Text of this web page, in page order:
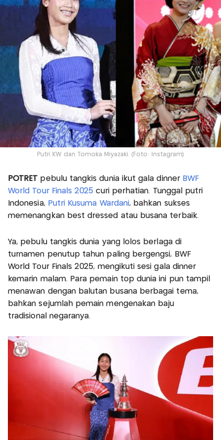
Putri KW dan Tomoka Miyazaki. (Foto: Instagram)
POTRET pebulu tangkis dunia ikut gala dinner BWF
World Tour Finals 2025 curi perhatian. Tunggal putri
Indonesia, Putri Kusuma Wardani, bahkan sukses
memenangkan best dressed atau busana terbaik.
Ya, pebulu tangkis dunia yang lolos berlaga di
turnamen penutup tahun paling bergengsi, BWF
World Tour Finals 2025, mengikuti sesi gala dinner
kemarin malam. Para pemain top dunia ini pun tampil
menawan dengan balutan busana berbagai tema,
bahkan sejumlah pemain mengenakan baju
tradisional negaranya.